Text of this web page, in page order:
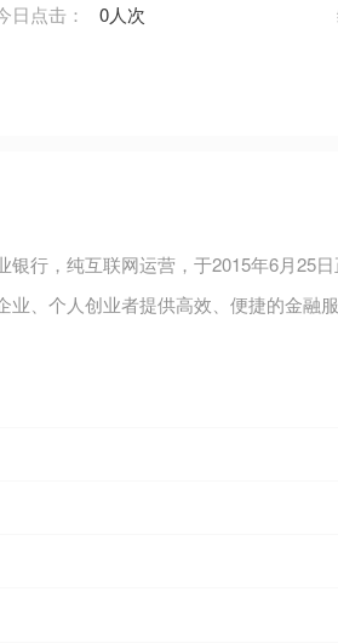
日点击： 0人次
行，纯互联网运营，于2015年6月
、个人创业者提供高效、便捷的金融服